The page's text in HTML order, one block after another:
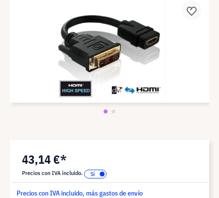
43,14 €*
Precios con IVA incluido.
Precios con IVA incluido, más gastos de envío